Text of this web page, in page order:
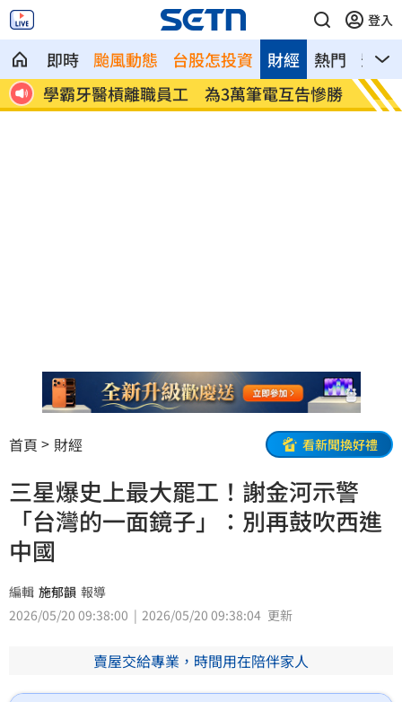
登入
即時 颱風動態 台股怎投資 熱門 影音
財經
風
學霸牙醫槓離職員工 為3萬筆電互告慘勝 俄羅
首頁 財經 看新聞換好禮
三星爆史上最大罷工！謝金河示警
「台灣的一面鏡子」：別再鼓吹西進
中國
編輯 施郁韻 報導
2026/05/20 09:38:00
2026/05/20 09:38:04 更新
賣屋交給專業，時間用在陪伴家人